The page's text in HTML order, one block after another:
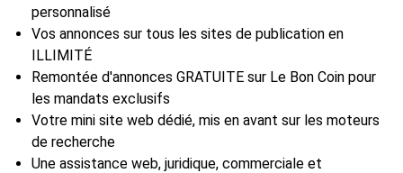
personnalisé
Vos annonces sur tous les sites de publication en
ILLIMITÉ
Remontée d'annonces GRATUITE sur Le Bon Coin pour
les mandats exclusifs
Votre mini site web dédié, mis en avant sur les moteurs
de recherche
Une assistance web, juridique, commerciale et